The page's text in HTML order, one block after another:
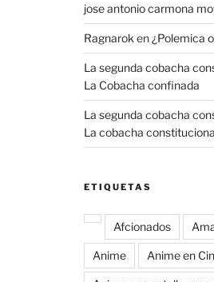
jose antonio carmona
Ragnarok en¿Polemica
La segunda cobacha
La Cobacha confinada
La segunda cobacha
La cobacha
ETIQUETAS
Afcionados
Anime Anime en